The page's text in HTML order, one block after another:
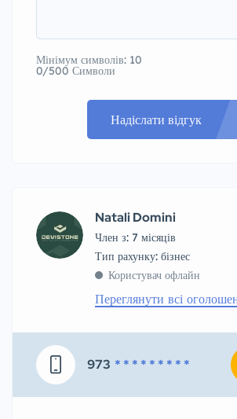
Мінімум символів: 10
0/500 Символи
Надіслати відгук
Natali Domini
Член з: 7 місяців
тип рахунку: бізнес
Користувач офлайн
Переглянути всі
973 * * * * * * * * *